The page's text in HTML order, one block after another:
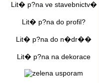
Lit� p?na ve stavebnictv�
Lit� p?na do profil?
Lit� p?na do n�dr��
Lit� p?na na dekorace